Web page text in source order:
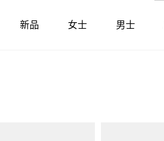
新品 女士 男士